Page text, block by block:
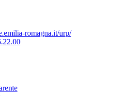
romagna.it/urp/